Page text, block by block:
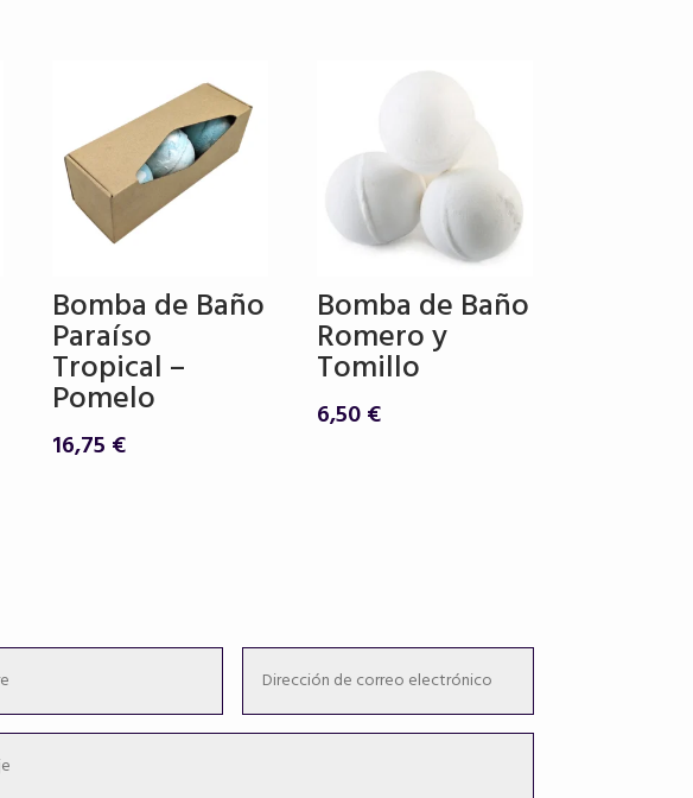
Bomba de Baño
Paraíso
Tropical –
Pomelo
16,75 €
Bomba de Baño
Romero y
Tomillo
6,50€